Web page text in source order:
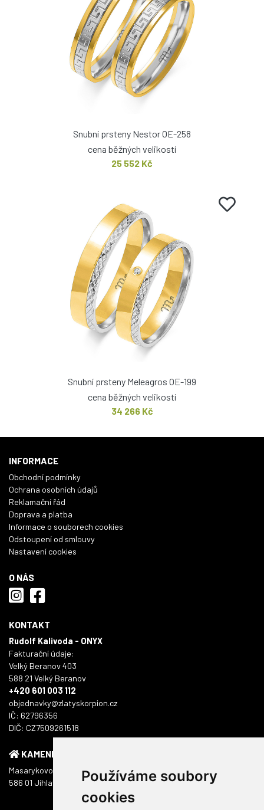
Používáme soubory
cookies
Snubní prsteny Nestor OE-258
cena běžných velikostí
25 552 Kč
Snubní prsteny Meleagros OE-199
cena běžných velikostí
34 266 Kč
INFORMACE
Obchodní podmínky
Ochrana osobních údajů
Reklamační řád
Doprava a platba
Informace o souborech cookies
Odstoupení od smlouvy
Nastavení cookies
O NÁS
KONTAKT
Rudolf Kalivoda - ONYX
Fakturační údaje:
Velký Beranov 403
588 21 Velký Beranov
+420 601 003 112
objednavky@zlatyskorpion.cz
IČ: 62796356
DIČ: CZ7509261518
KAMENNÁ PRODEJNA
Masarykovo náměstí 1217/51
586 01 Jihlava